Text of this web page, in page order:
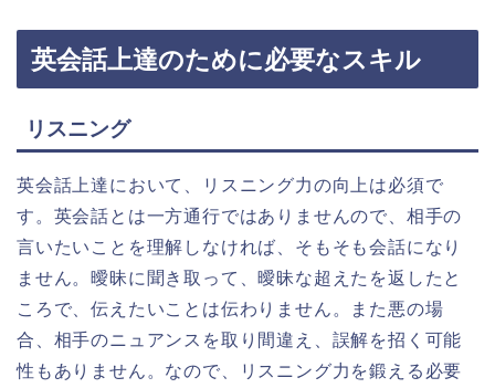
英会話上達のために必要なスキル
リスニング
英会話上達において、リスニング力の向上は必須で
す。英会話とは一方通行ではありませんので、相手の
言いたいことを理解しなければ、そもそも会話になり
ません。曖昧に聞き取って、曖昧な超えたを返したと
ころで、伝えたいことは伝わりません。また悪の場
合、相手のニュアンスを取り間違え、誤解を招く可能
性もありません。なので、リスニング力を鍛える必要